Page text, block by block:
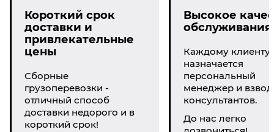
Короткий срок
доставки и
привлекательные
цены
Сборные
грузоперевозки -
отличный способ
доставки недорого и в
короткий срок!
Высокое
обслуживания
Каждому клиенту
назначается
персональный
менеджер и взвод
консультантов.
До нас легко